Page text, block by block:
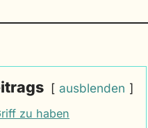
ausblenden
zu haben